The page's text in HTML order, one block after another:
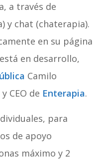
a través de
y chat (chaterapia).
en su página
en desarrollo,
Camilo
CEO de Enterapia.
para
de apoyo
máximo y 2